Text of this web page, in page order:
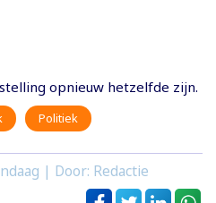
opnieuw hetzelfde zijn.
Politiek
| Door: Redactie